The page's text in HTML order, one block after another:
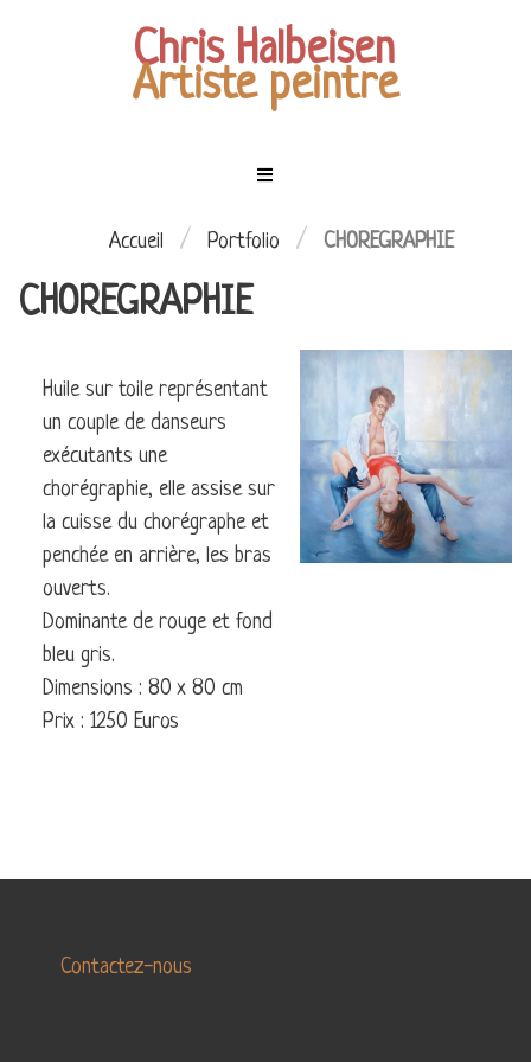
Chris Halbeisen
Artiste peintre
EXPOSITIONS
MES
CIEL
ÉTOILÉ
ENFANTS
TERRE
DANSE
MARINE
ABSTRAIT
COMMANDES
CONTACT
Accueil / Portfolio / CHOREGRAPHIE
CHOREGRAPHIE
Huile sur toile représentant
un couple de danseurs
exécutants une
chorégraphie, elle assise sur
la cuisse du chorégraphe et
penchée en arrière, les bras
ouverts.
Dominante de rouge et fond
bleu gris.
Dimensions : 80 x 80 cm
Prix : 1250 Euros
Contactez-nous